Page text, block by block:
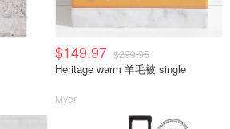
$149.97 $299.95
Heritage warm 羊毛被 single
Myer